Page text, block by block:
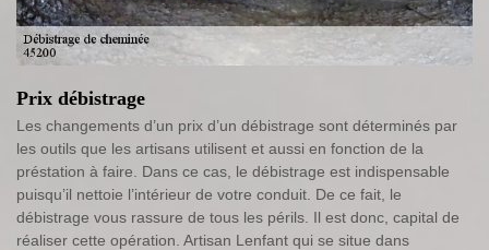
Prix débistrage
Les changements d’un prix d’un débistrage sont déterminés par
les outils que les artisans utilisent et aussi en fonction de la
préstation à faire. Dans ce cas, le débistrage est indispensable
puisqu’il nettoie l’intérieur de votre conduit. De ce fait, le
débistrage vous rassure de tous les périls. Il est donc, capital de
réaliser cette opération. Artisan Lenfant qui se situe dans